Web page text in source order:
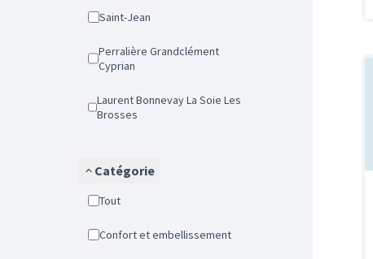
Saint-Jean
Perralière Grandclément
Cyprian
Laurent Bonnevay La Soie Les
Brosses
Catégorie
Tout
Confort et embellissement